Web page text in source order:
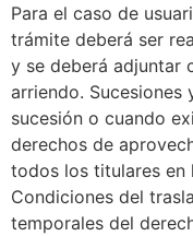
Para el caso de
trámite deberá ser
y se deberá adjuntar
arriendo.
sucesión o cuando
derechos de
todos los titulares en
Condiciones del
temporales del